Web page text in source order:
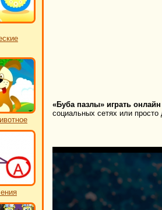
«Буба пазлы» играть
социальных сетях или просто